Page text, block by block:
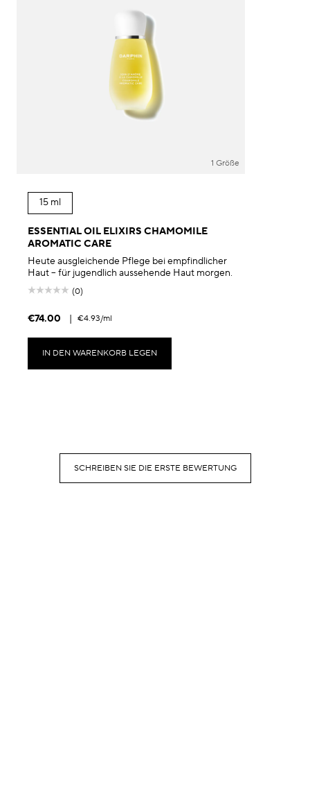
1 Größe
15 ml
ESSENTIAL OIL ELIXIRS CHAMOMILE
AROMATIC CARE
Heute ausgleichende Pflege bei empfindlicher
Haut – für jugendlich aussehende Haut morgen.
(0)
€74.00 | €4.93/ml
IN DEN WARENKORB LEGEN
SCHREIBEN SIE DIE ERSTE BEWERTUNG